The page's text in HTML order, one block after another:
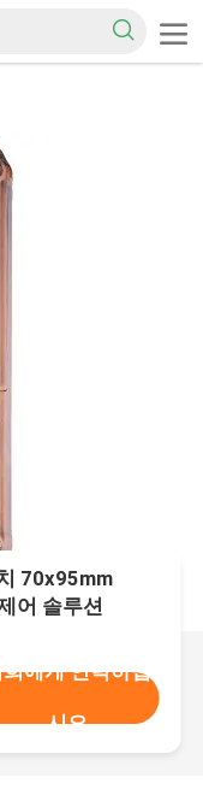
70x95mm
어 솔루션
에게 연락하십
시오